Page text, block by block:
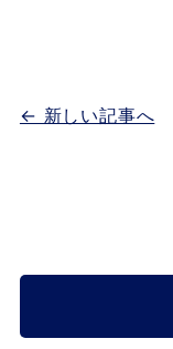
← 新しい記事へ